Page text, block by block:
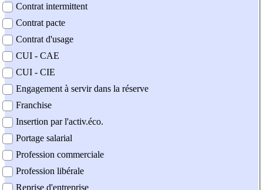
Contrat intermittent
Contrat pacte
Contrat d'usage
CUI - CAE
CUI - CIE
Engagement à servir dans la réserve
Franchise
Insertion par l'activ.éco.
Portage salarial
Profession commerciale
Profession libérale
Reprise d'entreprise